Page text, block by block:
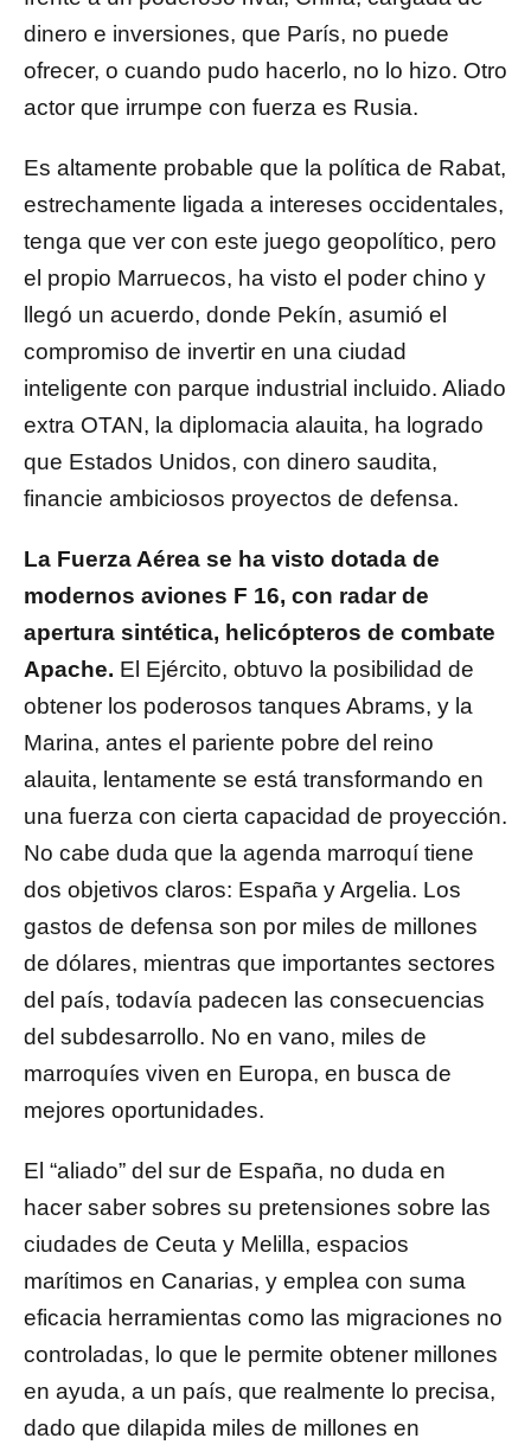
dinero e inversiones, que París, no puede
ofrecer, o cuando pudo hacerlo, no lo hizo. Otro
actor que irrumpe con fuerza es Rusia.
Es altamente probable que la política de Rabat,
estrechamente ligada a intereses occidentales,
tenga que ver con este juego geopolítico, pero
el propio Marruecos, ha visto el poder chino y
llegó un acuerdo, donde Pekín, asumió el
compromiso de invertir en una ciudad
inteligente con parque industrial incluido. Aliado
extra OTAN, la diplomacia alauita, ha logrado
que Estados Unidos, con dinero saudita,
financie ambiciosos proyectos de defensa.
La Fuerza Aérea se ha visto dotada de
modernos aviones F 16, con radar de
apertura sintética, helicópteros de combate
Apache. El Ejército, obtuvo la posibilidad de
obtener los poderosos tanques Abrams, y la
Marina, antes el pariente pobre del reino
alauita, lentamente se está transformando en
una fuerza con cierta capacidad de proyección.
No cabe duda que la agenda marroquí tiene
dos objetivos claros: España y Argelia. Los
gastos de defensa son por miles de millones
de dólares, mientras que importantes sectores
del país, todavía padecen las consecuencias
del subdesarrollo. No en vano, miles de
marroquíes viven en Europa, en busca de
mejores oportunidades.
El “aliado” del sur de España, no duda en
hacer saber sobres su pretensiones sobre las
ciudades de Ceuta y Melilla, espacios
marítimos en Canarias, y emplea con suma
eficacia herramientas como las migraciones no
controladas, lo que le permite obtener millones
en ayuda, a un país, que realmente lo precisa,
dado que dilapida miles de millones en